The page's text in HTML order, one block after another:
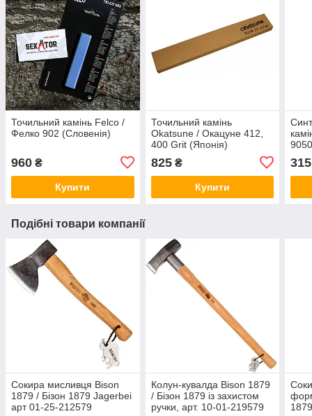
Точильний камінь Felco /
Фелко 902 (Словенія)
960 ₴
Купити
Точильний камінь
Okatsune / Окацуне 412,
400 Grit (Японія)
825₴
Купити
315
Подібні товари компанії
Сокира мисливця Bison
1879 / Бізон 1879 Jagerbei
арт 01-25-212579
Колун-кувалда Bison 1879
/ Бізон 1879 із захистом
ручки, арт. 10-01-219579